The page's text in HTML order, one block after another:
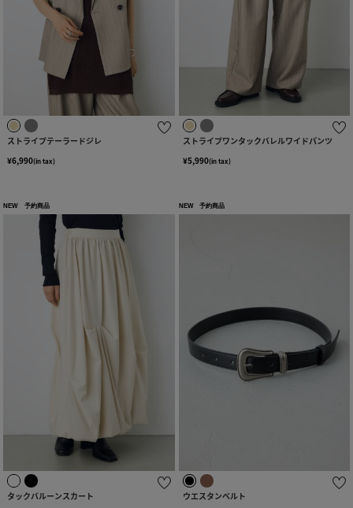
ストライプテーラードジレ
¥6,990(in tax)
ストライプワンタックバレルワイドパンツ
¥5,990(in tax)
NEW 予約商品
タックバルーンスカート
NEW 予約商品
ウエスタンベルト